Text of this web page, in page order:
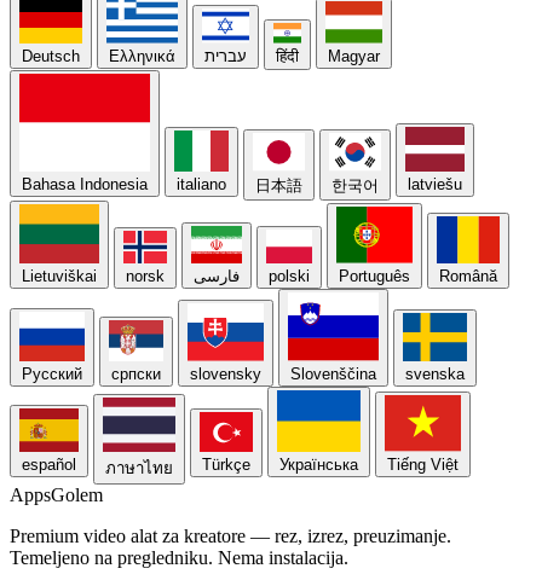
Deutsch Ελληνικά עברית हिंदी Magyar
Bahasa Indonesia italiano 日本語 한국어 latviešu
Lietuviškai norsk فارسی polski Português Română
Русский српски slovensky Slovenščina svenska
español ภาษาไทย Türkçe Українська Tiếng Việt
AppsGolem
Premium video alat za kreatore — rez, izrez, preuzimanje.
Temeljeno na pregledniku. Nema instalacija.